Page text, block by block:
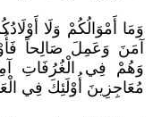
وَمَا أَمْوَالُكُمْ وَلَا
آمَنَ وَعَمِلَ صَالِحاً
مُعَاجِزِينَ أُوْلَئِكَ فِي